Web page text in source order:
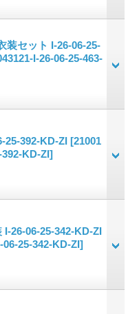
装セット I-26-06-25-
I-26-06-25-463-
25-392-KD-ZI [21001
392-KD-ZI]
I-26-06-25-342-KD-ZI
06-25-342-KD-ZI]